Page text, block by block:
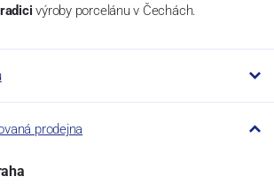
výroby porcelánu v Čechách.
prodejna